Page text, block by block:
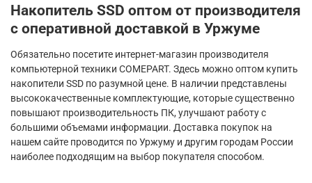
Накопитель SSD оптом от производителя
с оперативной доставкой в Уржуме
Обязательно посетите интернет-магазин производителя
компьютерной техники COMEPART. Здесь можно оптом купить
накопители SSD по разумной цене. В наличии представлены
высококачественные комплектующие, которые существенно
повышают производительность ПК, улучшают работу с
большими объемами информации. Доставка покупок на
нашем сайте проводится по Уржуму и другим городам России
наиболее подходящим на выбор покупателя способом.